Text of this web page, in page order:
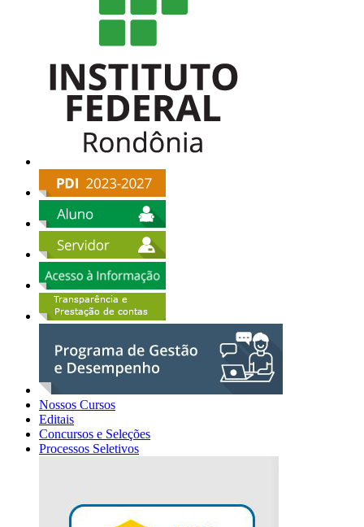
Nossos Cursos
Editais
Concursos e Seleções
Processos Seletivos